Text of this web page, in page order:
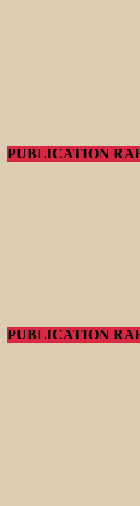
PUBLICATION
PUBLICATION